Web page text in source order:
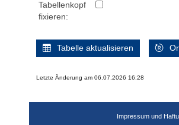
Tabellenkopf
fixieren:
Tabelle aktualisieren
Letzte Änderung am 06.07.2026 16:28
Impressum und